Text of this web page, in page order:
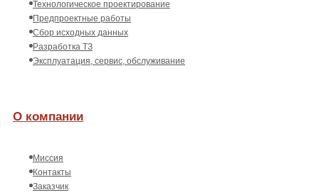
Технологическое проектирование
Предпроектные работы
Сбор исходных данных
Разработка ТЗ
Эксплуатация, сервис, обслуживание
О компании
Миссия
Контакты
Заказчик